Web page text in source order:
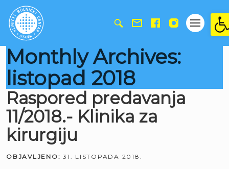
Monthly Archives:
listopad 2018
Raspored predavanja
11/2018.- Klinika za
kirurgiju
OBJAVLJENO: 31. LISTOPADA 2018.